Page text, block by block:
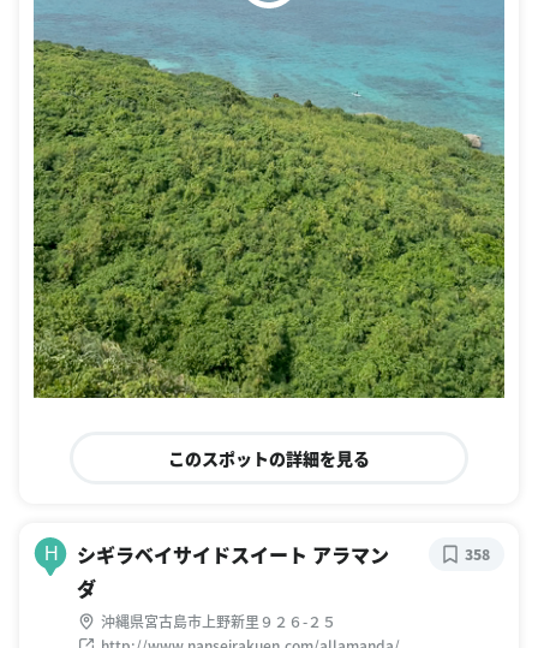
このスポットの詳細を見る